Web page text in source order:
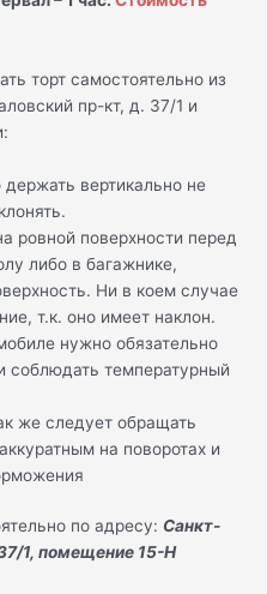
торт самостоятельно из
пр-кт, д. 37/1 и
вертикально не
ровной поверхности перед
либо в багажнике,
Ни в коем случае
т.к. оно имеет наклон.
нужно обязательно
соблюдать температурный
же следует обращать
на поворотах и
по адресу: Санкт-
1, помещение 15-Н